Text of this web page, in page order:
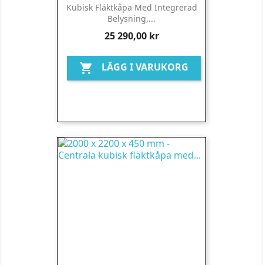
Kubisk Fläktkåpa Med Integrerad
Belysning,...
Pris
25 290,00 kr
 LÄGG I VARUKORG